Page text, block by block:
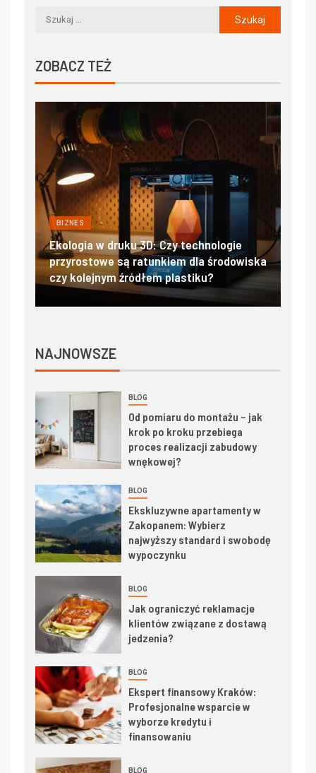
ZOBACZ TEŻ
BIZNES
Ekologia w druku 3D: Czy technologie
przyrostowe są ratunkiem dla środowiska
czy kolejnym źródłem plastiku?
NAJNOWSZE
BLOG
Od pomiaru do montażu – jak
krok po kroku przebiega
proces realizacji zabudowy
wnękowej?
BLOG
Ekskluzywne apartamenty w
Zakopanem: Wybierz
najwyższy standard i swobodę
wypoczynku
BLOG
Jak ograniczyć reklamacje
klientów związane z dostawą
jedzenia?
BLOG
Ekspert finansowy Kraków:
Profesjonalne wsparcie w
wyborze kredytu i
finansowaniu
BLOG